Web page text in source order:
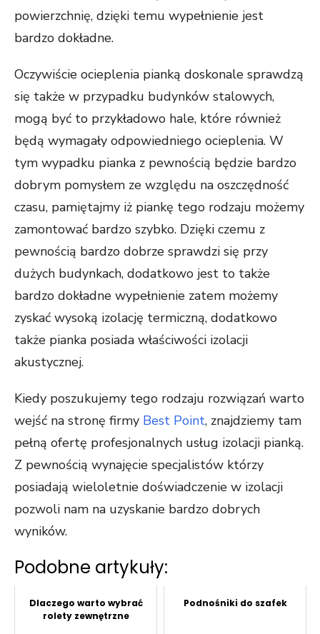
powierzchnię, dzięki temu wypełnienie jest
bardzo dokładne.
Oczywiście ocieplenia pianką doskonale sprawdzą
się także w przypadku budynków stalowych,
mogą być to przykładowo hale, które również
będą wymagały odpowiedniego ocieplenia. W
tym wypadku pianka z pewnością będzie bardzo
dobrym pomysłem ze względu na oszczędność
czasu, pamiętajmy iż piankę tego rodzaju możemy
zamontować bardzo szybko. Dzięki czemu z
pewnością bardzo dobrze sprawdzi się przy
dużych budynkach, dodatkowo jest to także
bardzo dokładne wypełnienie zatem możemy
zyskać wysoką izolację termiczną, dodatkowo
także pianka posiada właściwości izolacji
akustycznej.
Kiedy poszukujemy tego rodzaju rozwiązań warto
wejść na stronę firmy Best Point, znajdziemy tam
pełną ofertę profesjonalnych usług izolacji pianką.
Z pewnością wynajęcie specjalistów którzy
posiadają wieloletnie doświadczenie w izolacji
pozwoli nam na uzyskanie bardzo dobrych
wyników.
Podobne artykuły:
Dlaczego warto wybrać
rolety zewnętrzne
Podnośniki do szafek